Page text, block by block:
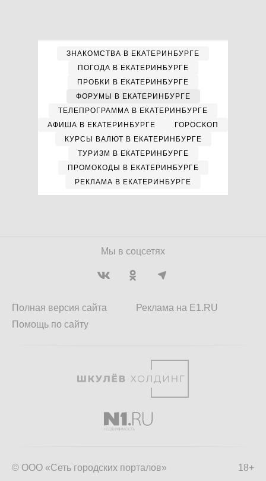
ЗНАКОМСТВА В ЕКАТЕРИНБУРГЕ
ПОГОДА В ЕКАТЕРИНБУРГЕ
ПРОБКИ В ЕКАТЕРИНБУРГЕ
ФОРУМЫ В ЕКАТЕРИНБУРГЕ
ТЕЛЕПРОГРАММА В ЕКАТЕРИНБУРГЕ
АФИША В ЕКАТЕРИНБУРГЕ
ГОРОСКОП
КУРСЫ ВАЛЮТ В ЕКАТЕРИНБУРГЕ
ТУРИЗМ В ЕКАТЕРИНБУРГЕ
ПРОМОКОДЫ В ЕКАТЕРИНБУРГЕ
РЕКЛАМА В ЕКАТЕРИНБУРГЕ
Мы в соцсетях
Полная версия сайта
Помощь по сайту
Реклама на E1.RU
18+
© ООО «Сеть городских порталов»